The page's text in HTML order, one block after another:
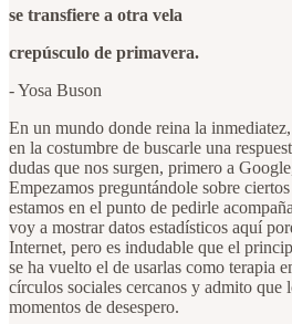
se transfiere a otra vela
crepúsculo de primavera.
- Yosa Buson
En un mundo donde reina la
en la costumbre de buscarle una
dudas que nos surgen, primero a
Empezamos preguntándole sobre
estamos en el punto de pedirle
voy a mostrar datos estadísticos aquí
Internet, pero es indudable que el
se ha vuelto el de usarlas como terapia
círculos sociales cercanos y admito que
momentos de desespero.